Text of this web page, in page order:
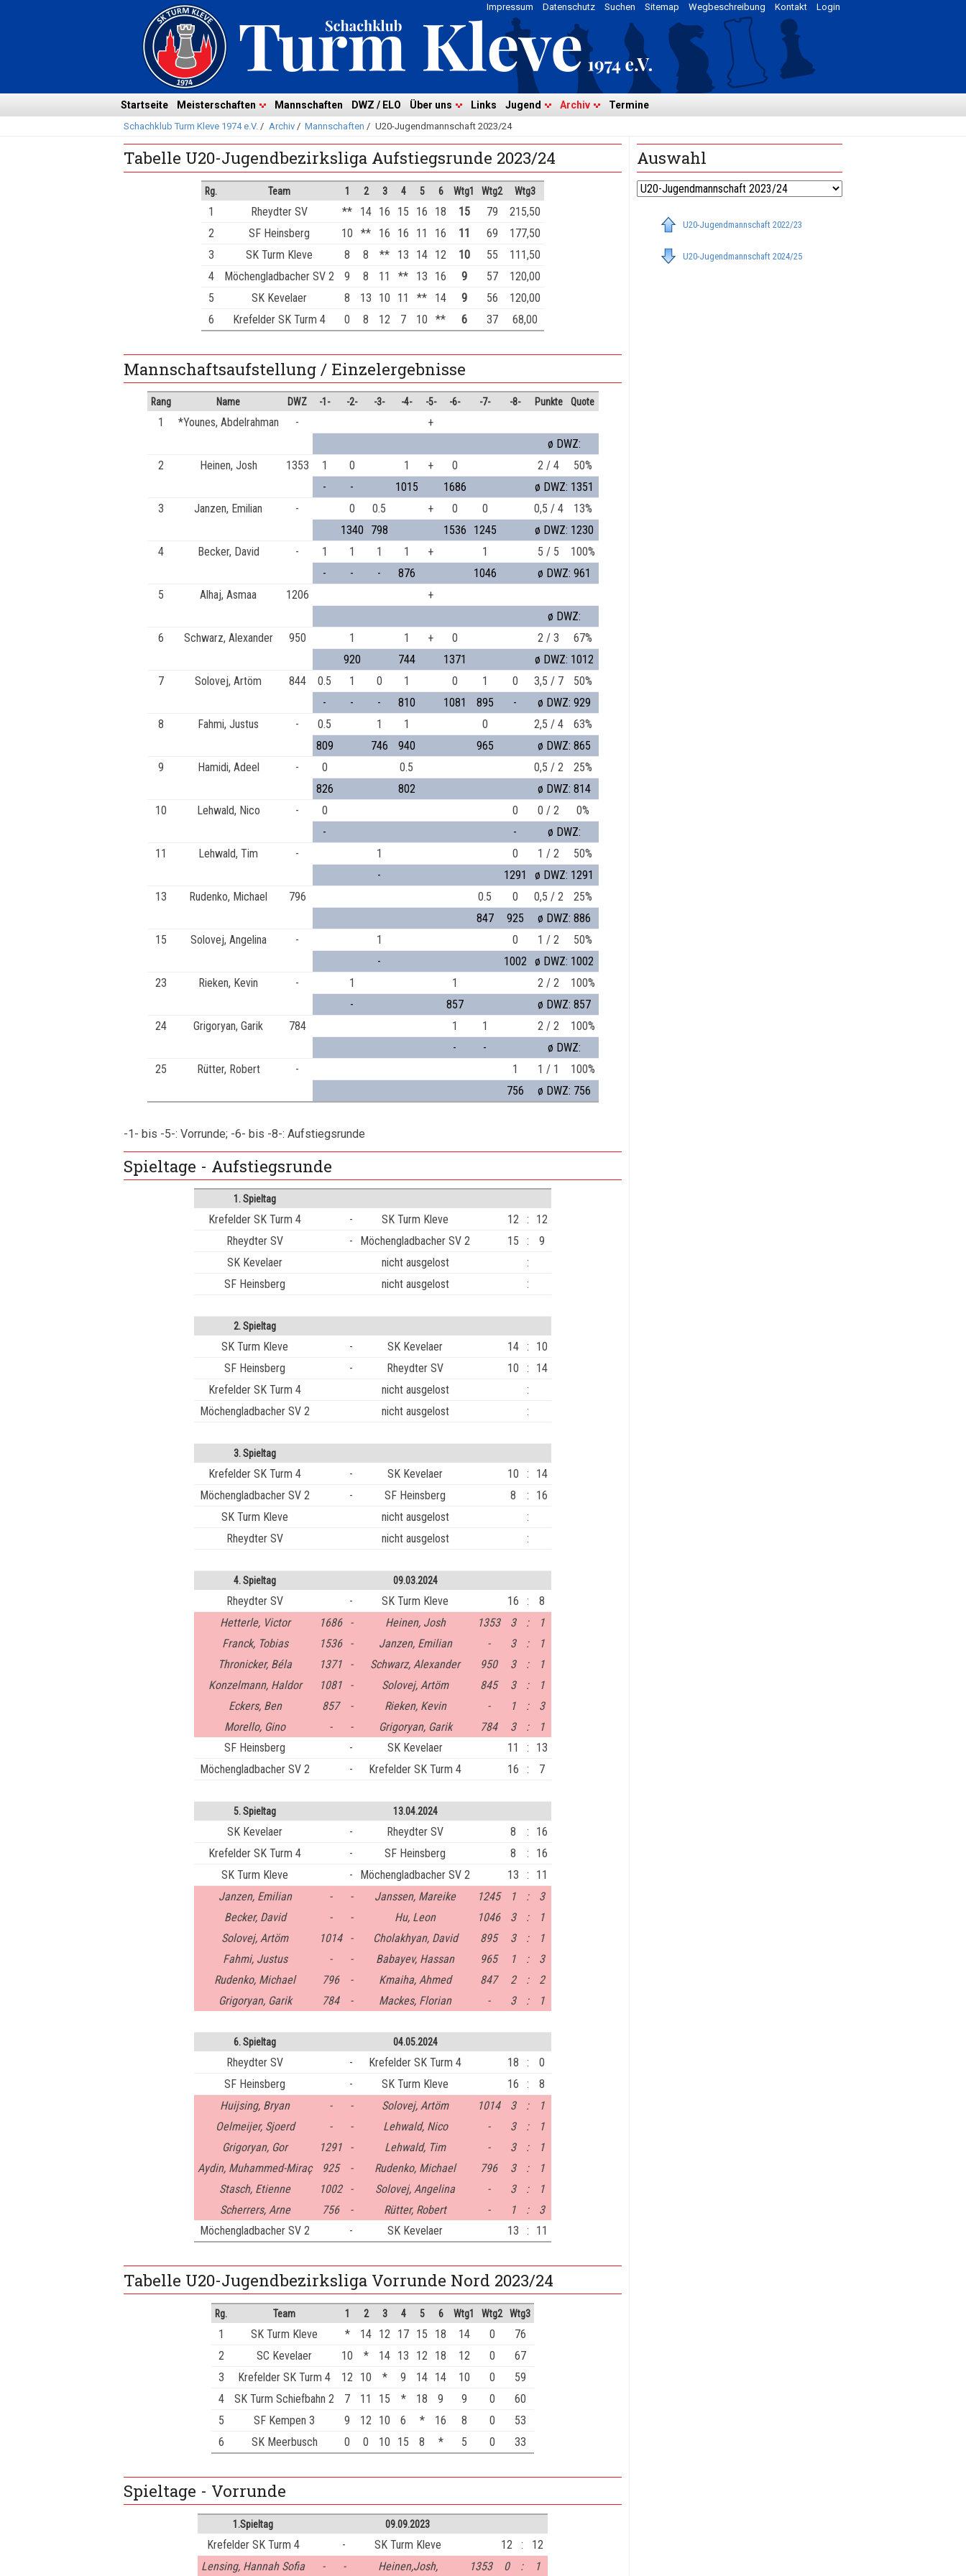
überspringen
Login
Kontakt
Wegbeschreibung
Sitemap
Suchen
Datenschutz
Impressum
Startseite Meisterschaften Mannschaften DWZ / ELO Über uns Links Jugend Archiv Termine
Schachklub Turm Kleve 1974 e.V. / Archiv/ Mannschaften / U20-Jugendmannschaft 2023/24
Tabelle U20-Jugendbezirksliga Aufstiegsrunde 2023/24
Rg. Team 1 2 3 4 5 6 Wtg1 Wtg2 Wtg3
1 Rheydter SV ** 14 16 15 16 18 15 79
215,50
2
SF Heinsberg 10 ** 16 16 11 16 11 69
177,50
3
SK Turm Kleve 8 8 ** 13 14 12 10 55
111,50
4
Möchengladbacher SV 2 9 8 11 ** 13 16 9 57
120,00
5
SK Kevelaer 8 13 10 11 ** 14 9 56
120,00
6
Krefelder SK Turm 4 0 8 12 7 10 ** 6 37 68,00
Mannschaftsaufstellung / Einzelergebnisse
Rang Name DWZ -1- -2- -3- -4- -5- -6- -7- -8- Punkte Quote
1 *Younes, Abdelrahman -
+
ø DWZ:
2
Heinen, Josh 1353 1 0 1 + 0 2 / 4
50%
-
- 1015 1686
ø DWZ: 1351
3
Janzen, Emilian - 0 0.5 + 0 0 0,5 / 4
13%
1340
798 1536 1245
ø DWZ: 1230
4
Becker, David - 1 1 1 1 + 1 5 / 5
100%
-
- - 876 1046
ø DWZ: 961
5
Alhaj, Asmaa 1206
+
ø DWZ:
6
Schwarz, Alexander 950 1 1 + 0 2 / 3
67%
920
744 1371
ø DWZ: 1012
7
Solovej, Artöm 844 0.5 1 0 1 0 1 0 3,5 / 7
50%
-
- - 810 1081 895 -
ø DWZ: 929
8
Fahmi, Justus - 0.5 1 1 0 2,5 / 4
63%
809
746 940 965
ø DWZ: 865
9
Hamidi, Adeel - 0 0.5 0,5 / 2
25%
826
802
ø DWZ: 814
10
Lehwald, Nico - 0 0 0 / 2
0%
-
-
ø DWZ:
11
Lehwald, Tim - 1 0 1 / 2
50%
-
1291
ø DWZ: 1291
13
Rudenko, Michael 796 0.5 0 0,5 / 2
25%
847
925
ø DWZ: 886
15
Solovej, Angelina - 1 0 1 / 2
50%
-
1002
ø DWZ: 1002
23
Rieken, Kevin - 1 1 2 / 2
100%
-
857
ø DWZ: 857
24
Grigoryan, Garik 784 1 1 2 / 2
100%
-
-
ø DWZ:
25
Rütter, Robert - 1 1 / 1
100%
756
ø DWZ: 756
-1- bis -5-: Vorrunde; -6- bis -8-: Aufstiegsrunde
Spieltage - Aufstiegsrunde
1. Spieltag
Krefelder SK Turm 4 - SK Turm Kleve 12 :
12
Rheydter SV
- Möchengladbacher SV 2 15 :
9
SK Kevelaer
nicht ausgelost
:
SF Heinsberg
nicht ausgelost :
2. Spieltag
SK Turm Kleve - SK Kevelaer 14 :
10
SF Heinsberg
- Rheydter SV 10 :
14
Krefelder SK Turm 4
nicht ausgelost
:
Möchengladbacher SV 2
nicht ausgelost :
3. Spieltag
Krefelder SK Turm 4 - SK Kevelaer 10 :
14
Möchengladbacher SV 2
- SF Heinsberg 8 :
16
SK Turm Kleve
nicht ausgelost
:
Rheydter SV
nicht ausgelost :
4. Spieltag 09.03.2024
Rheydter SV - SK Turm Kleve 16 :
8
Hetterle, Victor
1686 - Heinen, Josh 1353 3 :
1
Franck, Tobias
1536 - Janzen, Emilian - 3 :
1
Thronicker, Béla
1371 - Schwarz, Alexander 950 3 :
1
Konzelmann, Haldor
1081 - Solovej, Artöm 845 3 :
1
Eckers, Ben
857 - Rieken, Kevin - 1 :
3
Morello, Gino
- - Grigoryan, Garik 784 3 :
1
SF Heinsberg
- SK Kevelaer 11 :
13
Möchengladbacher SV 2
- Krefelder SK Turm 4 16 : 7
5. Spieltag 13.04.2024
SK Kevelaer - Rheydter SV 8 :
16
Krefelder SK Turm 4
- SF Heinsberg 8 :
16
SK Turm Kleve
- Möchengladbacher SV 2 13 :
11
Janzen, Emilian
- - Janssen, Mareike 1245 1 :
3
Becker, David
- - Hu, Leon 1046 3 :
1
Solovej, Artöm
1014 - Cholakhyan, David 895 3 :
1
Fahmi, Justus
- - Babayev, Hassan 965 1 :
3
Rudenko, Michael
796 - Kmaiha, Ahmed 847 2 :
2
Grigoryan, Garik
784 - Mackes, Florian - 3 : 1
6. Spieltag 04.05.2024
Rheydter SV - Krefelder SK Turm 4 18 :
0
SF Heinsberg
- SK Turm Kleve 16 :
8
Huijsing, Bryan
- - Solovej, Artöm 1014 3 :
1
Oelmeijer, Sjoerd
- - Lehwald, Nico - 3 :
1
Grigoryan, Gor
1291 - Lehwald, Tim - 3 :
1
Aydin, Muhammed-Miraç
925 - Rudenko, Michael 796 3 :
1
Stasch, Etienne
1002 - Solovej, Angelina - 3 :
1
Scherrers, Arne
756 - Rütter, Robert - 1 :
3
Möchengladbacher SV 2
- SK Kevelaer 13 : 11
Tabelle U20-Jugendbezirksliga Vorrunde Nord 2023/24
Rg. Team 1 2 3 4 5 6 Wtg1 Wtg2 Wtg3
1 SK Turm Kleve * 14 12 17 15 18 14 0
76
2
SC Kevelaer 10 * 14 13 12 18 12 0
67
3
Krefelder SK Turm 4 12 10 * 9 14 14 10 0
59
4
SK Turm Schiefbahn 2 7 11 15 * 18 9 9 0
60
5
SF Kempen 3 9 12 10 6 * 16 8 0
53
6
SK Meerbusch 0 0 10 15 8 * 5 0 33
Spieltage - Vorrunde
1.Spieltag 09.09.2023
Krefelder SK Turm 4 - SK Turm Kleve 12 :
12
Lensing, Hannah Sofia
- - Heinen,Josh, 1353 0 : 1
Auswahl
U20-Jugendmannschaft 2022/23
U20-Jugendmannschaft 2024/25